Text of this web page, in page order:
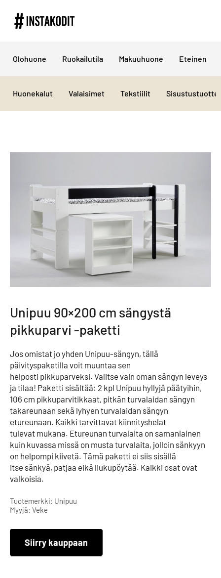
Olohuone Ruokailutila Makuuhuone Eteinen
Huonekalut Valaisimet Tekstiilit
Unipuu 90×200 cm sängystä
pikkuparvi -paketti
Jos omistat jo yhden Unipuu-sängyn, tällä
päivityspaketilla voit muuntaa sen
helposti pikkuparveksi. Valitse vain oman sängyn leveys
ja tilaa! Paketti sisältää: 2 kpl Unipuu hyllyjä päätyihin,
106 cm pikkuparvitikkaat, pitkän turvalaidan sängyn
takareunaan sekä lyhyen turvalaidan sängyn
etureunaan. Kaikki tarvittavat kiinnityshelat
tulevat mukana. Etureunan turvalaita on samanlainen
kuin kuvassa missä on musta turvalaita, jolloin sänkyyn
on helpompi kiivetä. Tämä paketti ei siis sisällä
itse sänkyä, patjaa eikä liukupöytää. Kaikki osat ovat
valkoisia.
Tuotemerkki: Unipuu
Myyjä: Veke
Siirry kauppaan